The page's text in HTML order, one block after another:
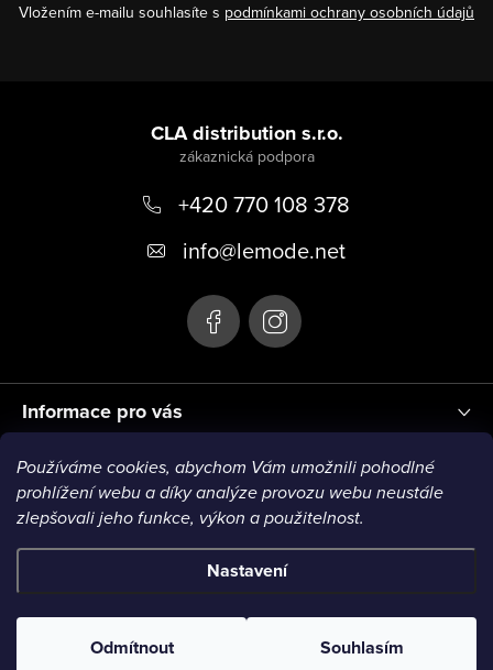
Používáme cookies, abychom Vám umožnili pohodlné
prohlížení webu a díky analýze provozu webu neustále
zlepšovali jeho funkce, výkon a použitelnost.
Nastavení
Odmítnout Souhlasím
Vložením e-mailu souhlasíte s podmínkami ochrany osobních údajů
Informace pro vás
CLA distribution s.r.o.
+420 770 108 378
info@lemode.net
Blog
Copyright 2026Le Mode. Všechna práva vyhrazena.